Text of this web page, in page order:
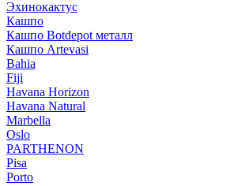
Эхинокактус
Кашпо
Кашпо Botdepot металл
Кашпо Artevasi
Bahia
Fiji
Havana Horizon
Havana Natural
Marbella
Oslo
PARTHENON
Pisa
Porto